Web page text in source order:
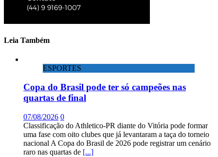
Leia Também
ESPORTES
Copa do Brasil pode ter só campeões nas
quartas de final
07/08/2026 0
Classificação do Athletico-PR diante do Vitória pode formar
uma fase com oito clubes que já levantaram a taça do torneio
nacional A Copa do Brasil de 2026 pode registrar um cenário
raro nas quartas de [...]